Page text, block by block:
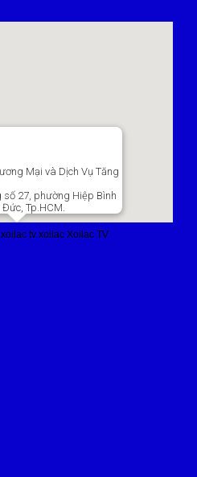
Mại và Dịch Vụ Tăng
số 27, phường Hiệp Bình
Đức, Tp.HCM.
xoilac tv xoilac Xoilac TV